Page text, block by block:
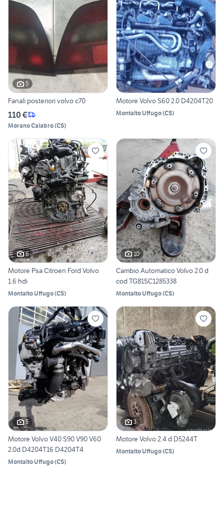
5
Fanali posteriori volvo c70
110 €
Morano Calabro(CS)
Motore Volvo S60 2.0 D4204T20
Montalto Uffugo(CS)
6
Motore Psa Citroen Ford Volvo
1.6 hdi
Montalto Uffugo(CS)
10
Cambio Automatico Volvo 2.0 d
cod TG81SC1285338
Montalto Uffugo(CS)
5
Motore Volvo V40 S90 V90 V60
2.0d D4204T16 D4204T4
Montalto Uffugo(CS)
3
Motore Volvo 2.4 d D5244T
Montalto Uffugo(CS)